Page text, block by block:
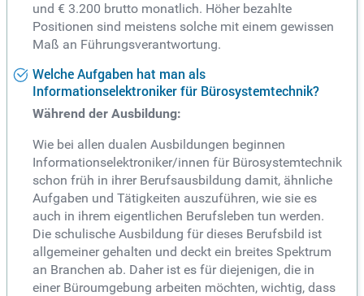
und € 3.200 brutto monatlich. Höher bezahlte
Positionen sind meistens solche mit einem gewissen
Maß an Führungsverantwortung.
Welche Aufgaben hat man als
Informationselektroniker für Bürosystemtechnik?
Während der Ausbildung:
Wie bei allen dualen Ausbildungen beginnen
Informationselektroniker/innen für Bürosystemtechnik
schon früh in ihrer Berufsausbildung damit, ähnliche
Aufgaben und Tätigkeiten auszuführen, wie sie es
auch in ihrem eigentlichen Berufsleben tun werden.
Die schulische Ausbildung für dieses Berufsbild ist
allgemeiner gehalten und deckt ein breites Spektrum
an Branchen ab. Daher ist es für diejenigen, die in
einer Büroumgebung arbeiten möchten, wichtig, dass